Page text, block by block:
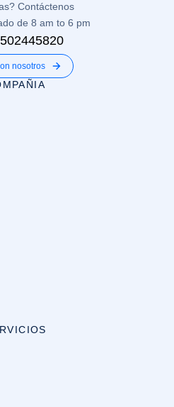
Contáctenos
de 8 am to 6 pm
nosotros